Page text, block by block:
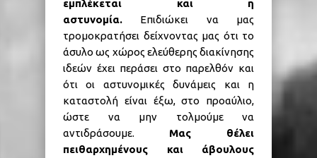
εμπλέκεται και η
αστυνομία. Επιδιώκει να μας
τρομοκρατήσει δείχνοντας μας ότι το
άσυλο ως χώρος ελεύθερης διακίνησης
ιδεών έχει περάσει στο παρελθόν και
ότι οι αστυνομικές δυνάμεις και η
καταστολή είναι έξω, στο προαύλιο,
ώστε να μην τολμούμε να
αντιδράσουμε. Μας θέλει
πειθαρχημένους και άβουλους